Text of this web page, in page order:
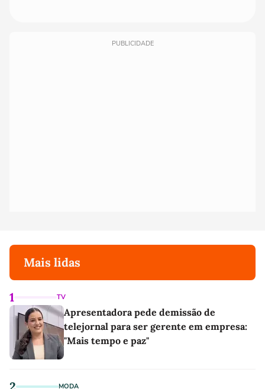
PUBLICIDADE
Mais lidas
1 TV
Apresentadora pede demissão de
telejornal para ser gerente em empresa:
"Mais tempo e paz"
MODA